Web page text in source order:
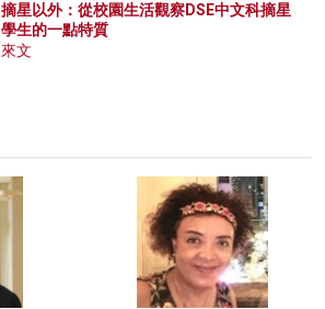
摘星以外：從校園生活觀察DSE中文科摘星
學生的一點特質
來文